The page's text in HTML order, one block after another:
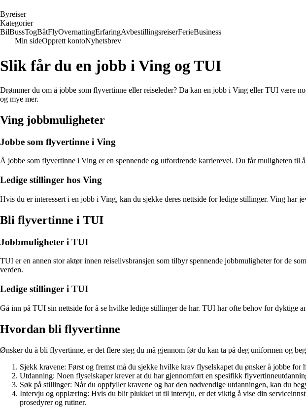
Byreiser
Kategorier
BilBussTogBåtFlyOvernattingErfaringAvbestillingsreiserFerieBusiness
Min sideOpprett kontoNyhetsbrev
Slik får du en jobb i Ving og TUI
Drømmer du om å jobbe som flyvertinne eller reiseleder? Da kan en jobb i Ving eller TUI være
og mye mer.
Ving jobbmuligheter
Jobbe som flyvertinne i Ving
Å jobbe som flyvertinne i Ving er en spennende og utfordrende karrierevei. Du får muligheten til
Ledige stillinger hos Ving
Hvis du er interessert i en jobb i Ving, kan du sjekke deres nettside for ledige stillinger. Ving har
Bli flyvertinne i TUI
Jobbmuligheter i TUI
TUI er en annen stor aktør innen reiselivsbransjen som tilbyr spennende jobbmuligheter for de
verden.
Ledige stillinger i TUI
Gå inn på TUI sin nettside for å se hvilke ledige stillinger de har. TUI har ofte behov for dyktige
Hvordan bli flyvertinne
Ønsker du å bli flyvertinne, er det flere steg du må gjennom før du kan ta på deg uniformen og
Sjekk kravene: Først og fremst må du sjekke hvilke krav flyselskapet du ønsker å jobbe
Utdanning: Noen flyselskaper krever at du har gjennomført en spesifikk
Søk på stillinger: Når du oppfyller kravene og har den nødvendige utdanningen, kan du
Intervju og opplæring: Hvis du blir plukket ut til intervju, er det viktig å vise din
prosedyrer og rutiner.